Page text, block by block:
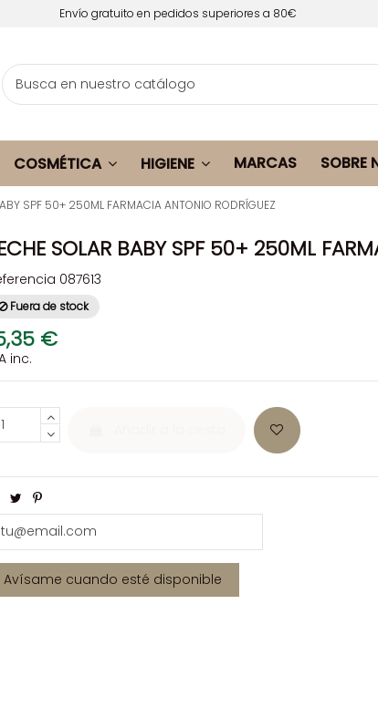
Envío gratuito en pedidos superiores a 80€
COSMÉTICA HIGIENE MARCAS SOBRE
SPF 50+ 250ML FARMACIA ANTONIO RODRÍGUEZ
SOLAR BABY SPF 50+ 250ML
087613
Fuera de stock
€
inc.